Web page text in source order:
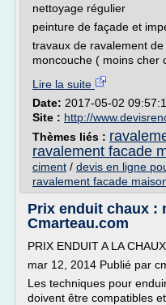
nettoyage régulier
peinture de façade et
travaux de ravalement
moncouche ( moins cher
Lire la suite
Date: 2017-05-02
Site : http://
Thèmes liés :
ravalement facade
ciment / devis en ligne
ravalement facade
Prix enduit chaux :
Cmarteau.com
PRIX ENDUIT A LA
mar 12, 2014 Publié par
Les techniques pour
doivent être compatibles